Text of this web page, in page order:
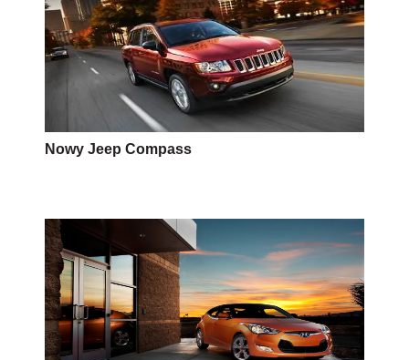
Nowy Jeep Compass